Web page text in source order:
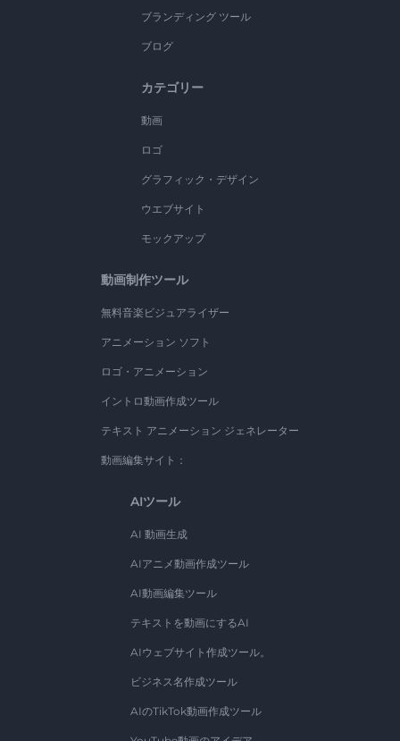
ブランディング ツール
ブログ
カテゴリー
動画
ロゴ
グラフィック・デザイン
ウエブサイト
モックアップ
動画制作ツール
無料音楽ビジュアライザー
アニメーション ソフト
ロゴ・アニメーション
イントロ動画作成ツール
テキスト アニメーション ジェネレーター
動画編集サイト：
AIツール
AI 動画生成
AIアニメ動画作成ツール
AI動画編集ツール
テキストを動画にするAI
AIウェブサイト作成ツール。
ビジネス名作成ツール
AIのTikTok動画作成ツール